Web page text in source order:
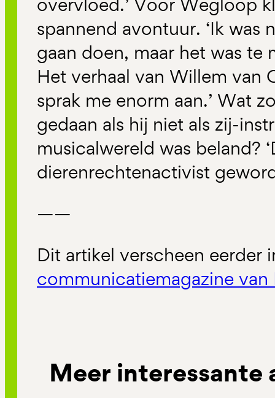
spannend avontuur. ‘Ik was
gaan doen, maar het was
Het verhaal van Willem van
sprak me enorm aan.’ Wat
gedaan als hij niet als zij-
musicalwereld was beland?
dierenrechtenactivist
——
Dit artikel verscheen eerder
communicatiemagazine van
Meer interessante